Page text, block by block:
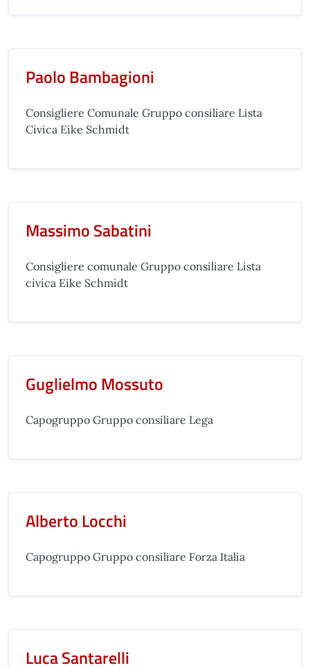
Paolo Bambagioni
Consigliere Comunale Gruppo consiliare Lista
Civica Eike Schmidt
Massimo Sabatini
Consigliere comunale Gruppo consiliare Lista
civica Eike Schmidt
Guglielmo Mossuto
Capogruppo Gruppo consiliare Lega
Alberto Locchi
Capogruppo Gruppo consiliare Forza Italia
Luca Santarelli